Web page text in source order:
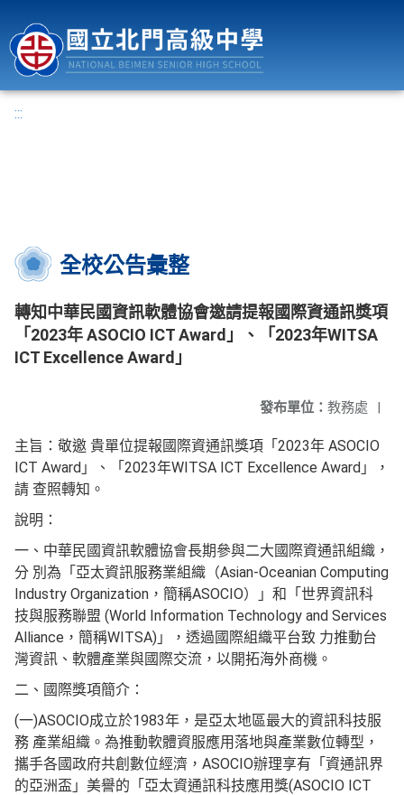
:::
全校公告彙整
轉知中華民國資訊軟體協會邀請提報國際資通訊獎項
「2023年 ASOCIO ICT Award」、「2023年WITSA
ICT Excellence Award」
發布單位： 教務處 |
主旨：敬邀 貴單位提報國際資通訊獎項「2023年 ASOCIO
ICT Award」、「2023年WITSA ICT Excellence Award」，
請 查照轉知。
說明：
一、中華民國資訊軟體協會長期參與二大國際資通訊組織，
分 別為「亞太資訊服務業組織（Asian-Oceanian Computing
Industry Organization，簡稱ASOCIO）」和「世界資訊科
技與服務聯盟 (World Information Technology and Services
Alliance，簡稱WITSA)」，透過國際組織平台致 力推動台
灣資訊、軟體產業與國際交流，以開拓海外商機。
二、國際獎項簡介：
(一)ASOCIO成立於1983年，是亞太地區最大的資訊科技服
務 產業組織。為推動軟體資服應用落地與產業數位轉型，
攜手各國政府共創數位經濟，ASOCIO辦理享有「資通訊界
的亞洲盃」美譽的「亞太資通訊科技應用獎(ASOCIO ICT